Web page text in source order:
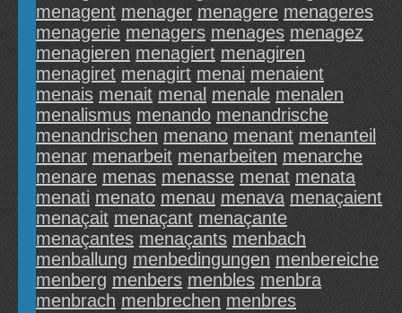
menagent menager menagere menageres
menagerie menagers menages menagez
menagieren menagiert menagiren
menagiret menagirt menai menaient
menais menait menal menale menalen
menalismus menando menandrische
menandrischen menano menant menanteil
menar menarbeit menarbeiten menarche
menare menas menasse menat menata
menati menato menau menava menaçaient
menaçait menaçant menaçante
menaçantes menaçants menbach
menballung menbedingungen menbereiche
menberg menbers menbles menbra
menbrach menbrechen menbres